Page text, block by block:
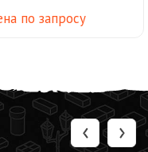
по запросу
‹ ›